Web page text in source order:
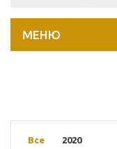
МЕНЮ
Все 2020